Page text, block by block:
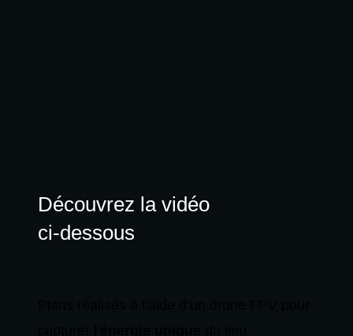
Découvrez la vidéo
ci-dessous